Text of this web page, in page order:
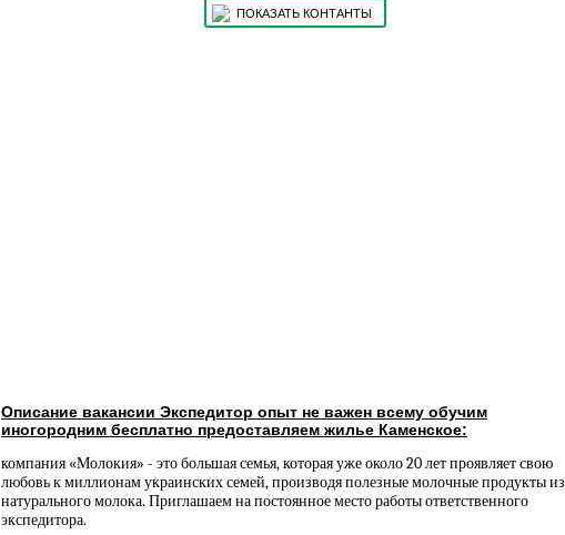
ПОКАЗАТЬ КОНТАНТЫ
Описание вакансии Экспедитор опыт не важен всему обучим
иногородним бесплатно предоставляем жилье Каменское:
компания «Молокия» - это большая семья, которая уже около 20 лет проявляет свою
любовь к миллионам украинских семей, производя полезные молочные продукты из
натурального молока. Приглашаем на постоянное место работы ответственного
экспедитора.